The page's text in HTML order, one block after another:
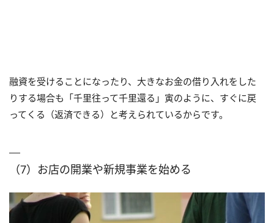
融資を受けることになったり、大きなお金の借り入れをした
りする場合も「千里往って千里還る」寅のように、すぐに戻
ってくる（返済できる）と考えられているからです。
（7）お店の開業や新規事業を始める